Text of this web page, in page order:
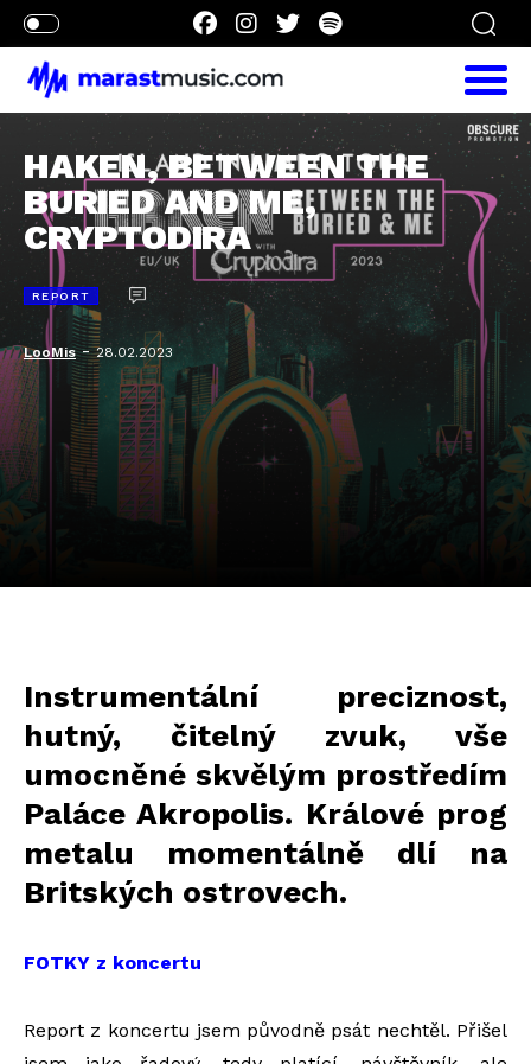
HAKEN, BETWEEN THE
BURIED AND ME,
CRYPTODIRA
REPORT
LooMis-28.02.2023
Instrumentální preciznost,
hutný, čitelný zvuk, vše
umocněné skvělým prostředím
Paláce Akropolis. Králové prog
metalu momentálně dlí na
Britských ostrovech.
FOTKY z koncertu
Report z koncertu jsem původně psát nechtěl. Přišel